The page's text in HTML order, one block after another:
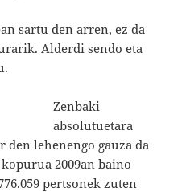
sartu den arren, ez da
Alderdi sendo eta
Zenbaki
absolutuetara
lehenengo gauza da
2009an baino
pertsonek zuten